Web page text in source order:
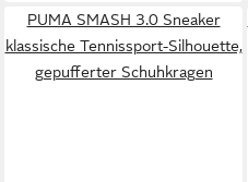
PUMA SMASH 3.0 Sneaker
klassische Tennissport-Silhouette,
gepufferter Schuhkragen